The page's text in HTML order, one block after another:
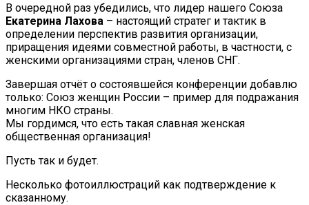
В очередной раз убедились, что лидер нашего Союза
Екатерина Лахова – настоящий стратег и тактик в
определении перспектив развития организации,
приращения идеями совместной работы, в частности, с
женскими организациями стран, членов СНГ.
Завершая отчёт о состоявшейся конференции добавлю
только: Союз женщин России – пример для подражания
многим НКО страны.
Мы гордимся, что есть такая славная женская
общественная организация!
Пусть так и будет.
Несколько фотоиллюстраций как подтверждение к
сказанному.